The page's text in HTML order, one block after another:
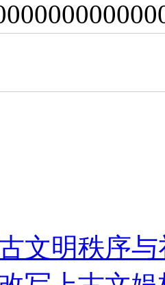
文明秩序